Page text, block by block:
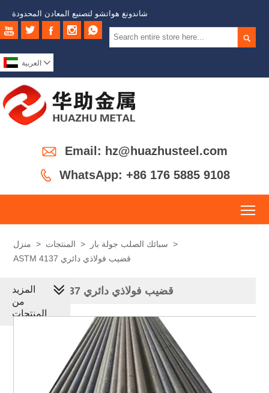
شاندونغ هواتشو لتصنيع المعادن المحدودة

    
العربية 
 Email: hz@huazhusteel.com
 WhatsApp: +86 176 5885 9108
منزل > المنتجات > سبائك الصلب جولة بار >
ASTM 4137 قضيب فولاذي دائري
ASTM 4137 قضيب فولاذي دائري
المزيد
من
المنتجات